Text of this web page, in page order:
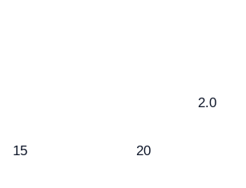
2.0
15 20